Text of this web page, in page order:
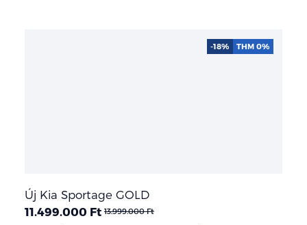
Új Kia Sportage GOLD
11.499.000 Ft 13.999.000 Ft
-18% THM 0%